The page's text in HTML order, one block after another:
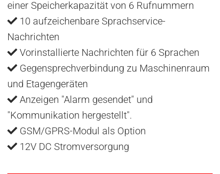
einer Speicherkapazität von 6 Rufnummern
10 aufzeichenbare Sprachservice-
Nachrichten
Vorinstallierte Nachrichten für 6 Sprachen
Gegensprechverbindung zu Maschinenraum
und Etagengeräten
Anzeigen "Alarm gesendet" und
"Kommunikation hergestellt".
GSM/GPRS-Modul als Option
12V DC Stromversorgung